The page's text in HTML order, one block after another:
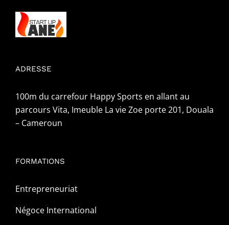
ADRESSE
100m du carrefour Happy Sports en allant au
parcours Vita, Imeuble La vie Zoe porte 201, Douala
– Cameroun
FORMATIONS
Entrepreneuriat
Négoce International